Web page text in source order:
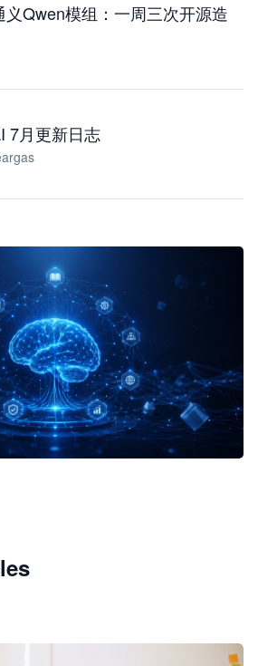
义Qwen模组：一周三次开源造
7月更新日志